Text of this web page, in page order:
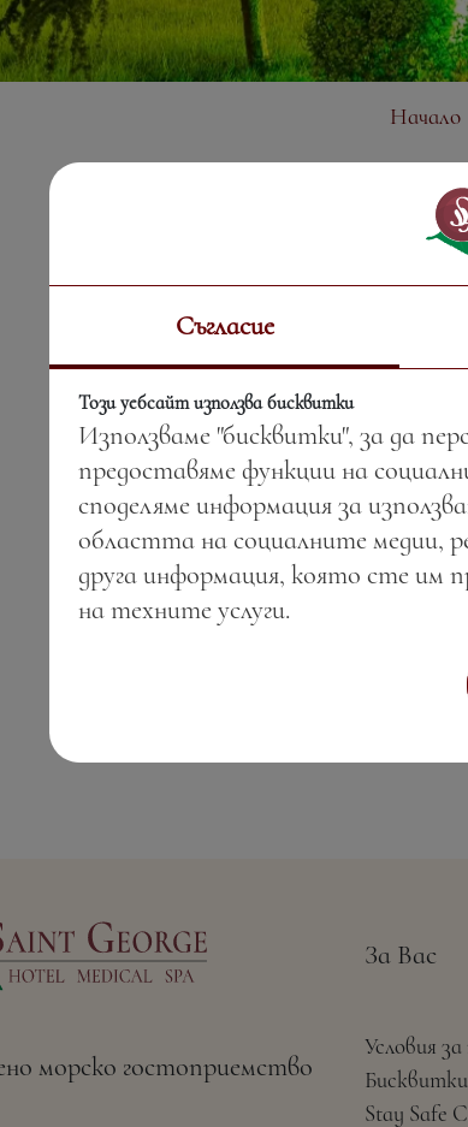
Начало
морско гостоприемство
За Вас
Условия
Бисквитки
Stay Safe
Съгласие
Този уебсайт използва бисквитки
Използваме "бисквитки", за да
предоставяме функции на
споделяме информация за
областта на социалните медии,
друга информация, която сте им
на техните услуги.